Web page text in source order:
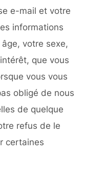
e-mail et votre
informations
votre sexe,
que vous
vous vous
obligé de nous
de quelque
refus de le
certaines